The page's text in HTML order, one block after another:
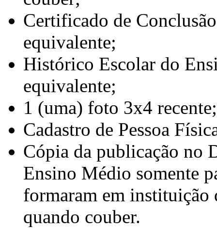
Certificado de
equivalente;
Histórico Escolar do
equivalente;
1 (uma) foto 3x4 recente;
Cadastro de Pessoa
Cópia da publicação no
Ensino Médio somente
formaram em instituição
quando couber.